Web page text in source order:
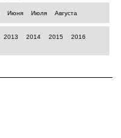
Июня Июля Августа
2013 2014 2015
2016